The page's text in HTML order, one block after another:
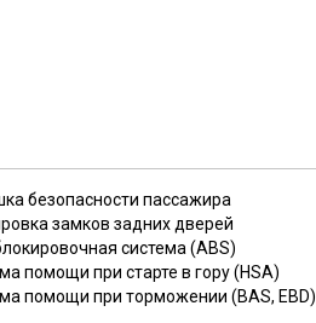
безопасности пассажира
замков задних дверей
система (ABS)
помощи при старте в гору (HSA)
помощи при торможении (BAS, EBD)